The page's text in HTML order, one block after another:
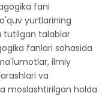
fani
yurtlarining
tutilgan talablar
fanlari sohasida
ilmiy
va
moslashtirilgan holda